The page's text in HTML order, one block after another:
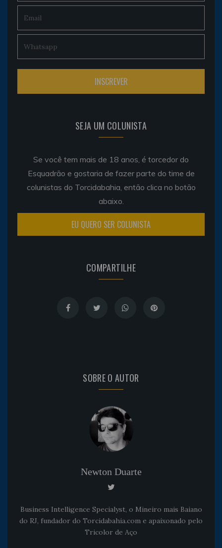
SEJA UM COLUNISTA
Se você tem mais de 18 anos, é torcedor do
Esquadrão e gostaria de fazer parte do time de
colunistas do Torcidabahia, então clica no botão
abaixo.
EU QUERO SER COLUNISTA
COMPARTILHE
SOBRE O AUTOR
Newton Duarte
Business Intelligence Specialyst, o Mineiro mais Baiano
do RJ, fundador do Torcidabahia.com e apaixonado pelo
Tricolor de Aço